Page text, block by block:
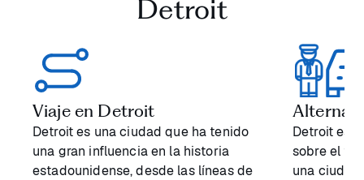
Detroit
Viaje en Detroit
Detroit es una ciudad que ha tenido
una gran influencia en la historia
estadounidense, desde las líneas de
Detroit es
sobre el
una